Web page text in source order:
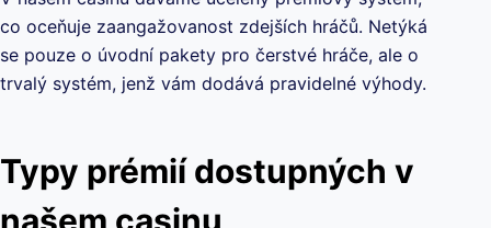
co oceňuje zaangažovanost zdejších hráčů. Netýká
se pouze o úvodní pakety pro čerstvé hráče, ale o
trvalý systém, jenž vám dodává pravidelné výhody.
Typy prémií dostupných v
našem casinu